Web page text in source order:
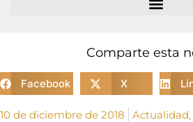
Comparte esta
Facebook X
10 de diciembre de 2018 Actualidad,